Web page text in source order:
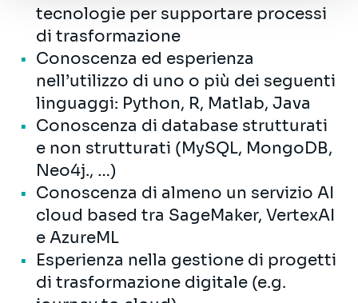
tecnologie per supportare processi
di trasformazione
Conoscenza ed esperienza
nell’utilizzo di uno o più dei seguenti
linguaggi: Python, R, Matlab, Java
Conoscenza di database strutturati
e non strutturati (MySQL, MongoDB,
Neo4j., …)
Conoscenza di almeno un servizio AI
cloud based tra SageMaker, VertexAI
e AzureML
Esperienza nella gestione di progetti
di trasformazione digitale (e.g.